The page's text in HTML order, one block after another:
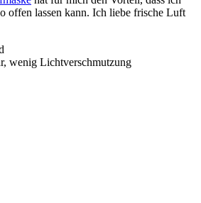
offen lassen kann. Ich liebe frische Luft
wenig Lichtverschmutzung